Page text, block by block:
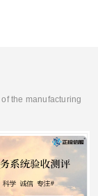
the manufacturing